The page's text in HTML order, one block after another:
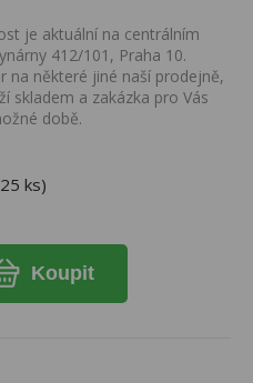
je aktuální na centrálním
412/101, Praha 10.
na některé jiné naší prodejně,
skladem a zakázka pro Vás
době.
ks)
Koupit